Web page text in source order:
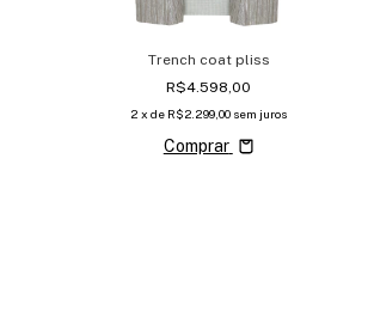
Trench coat pliss
R$4.598,00
2 x de R$2.299,00 sem juros
Comprar